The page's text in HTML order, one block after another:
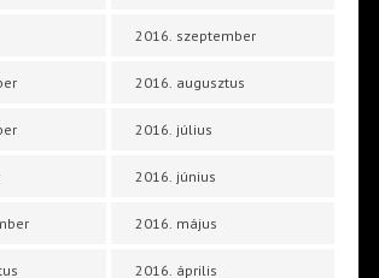
2016. szeptember
2016. augusztus
2016. július
2016. június
2016. május
2016. április